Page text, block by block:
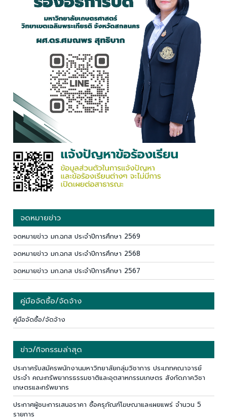
จดหมายข่าว
จดหมายข่าว มก.ฉกส ประจำปีการศึกษา 2569
จดหมายข่าว มก.ฉกส ประจำปีการศึกษา 2568
จดหมายข่าว มก.ฉกส ประจำปีการศึกษา 2567
คู่มือจัดซื้อ/จัดจ้าง
คู่มือจัดซื้อ/จัดจ้าง
ข่าว/กิจกรรมล่าสุด
ประกาศรับสมัครพนักงานมหาวิทยาลัยกลุ่มวิชาการ ประเภทคณาจารย์
ประจำ คณะทรัพยากรธรรมชาติและอุตสาหกรรมเกษตร สังกัดภาควิชา
เกษตรและทรัพยากร
ประกาศผู้ชนะการเสนอราคา ซื้อครุภัณฑ์โฆษณาและเผยแพร่ จำนวน 5
รายการ